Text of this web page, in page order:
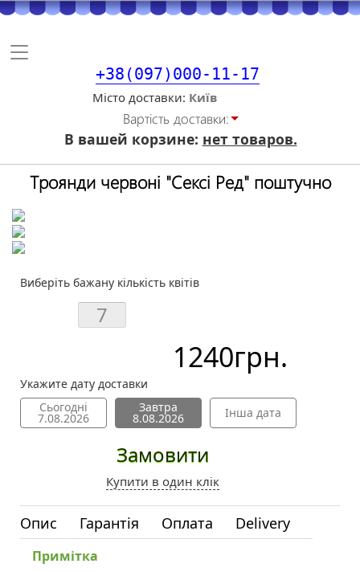
Toggle
+38(097)000-11-17
Місто доставки
Вартiсть доставки:
В вашей корзине: нет товаров.
Троянди червоні "Сексі Ред" поштучно
Виберіть бажану кількість квітів
1240грн.
Укажите дату доставки
Сьогодні
7.08.2026
Завтра
8.08.2026 Інша дата
Замовити
Купити в один клік
Опис Гарантія Оплата Delivery
Примітка